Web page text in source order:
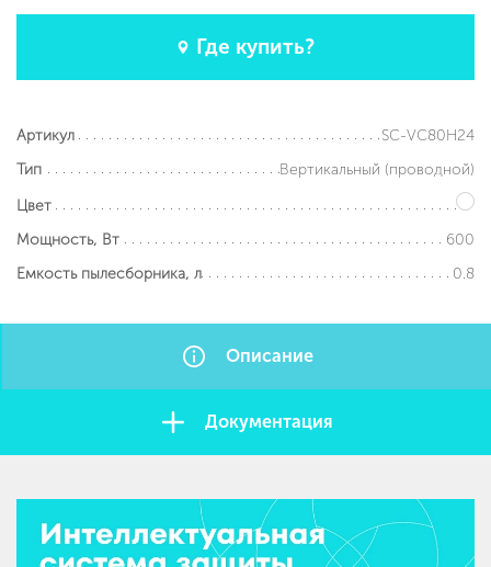
Где купить?
Артикул
SC-VC80H24
Тип
Вертикальный (проводной)
Цвет
Мощность, Вт
600
Емкость пылесборника, л
0.8
Описание
Документация